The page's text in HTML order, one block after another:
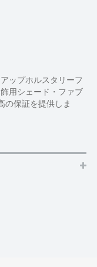
ップホルスタリーフ
用シェード・ファブ
の保証を提供しま